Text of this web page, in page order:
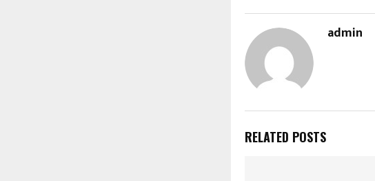
admin
RELATED POSTS